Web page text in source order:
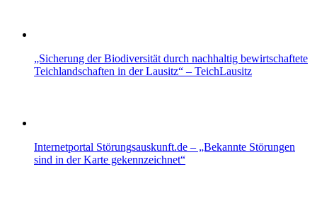
„Sicherung der Biodiversität durch nachhaltig bewirtschaftete
Teichlandschaften in der Lausitz“ – TeichLausitz
Internetportal Störungsauskunft.de – „Bekannte Störungen
sind in der Karte gekennzeichnet“